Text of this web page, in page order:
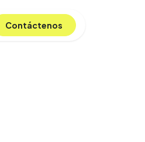
C​​​​ont​​​​áct​​​​​​en​​​​​​os